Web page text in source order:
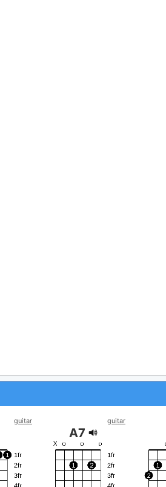
guitar guitar
A7